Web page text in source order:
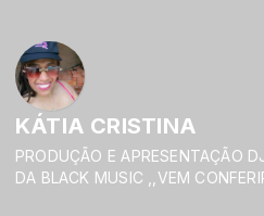
KÁTIA CRISTINA
PRODUÇÃO E APRESENTAÇÃO
DA BLACK MUSIC ,,VEM